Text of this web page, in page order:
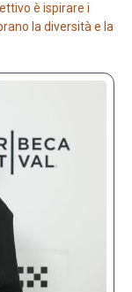
è ispirare i
la diversità e la